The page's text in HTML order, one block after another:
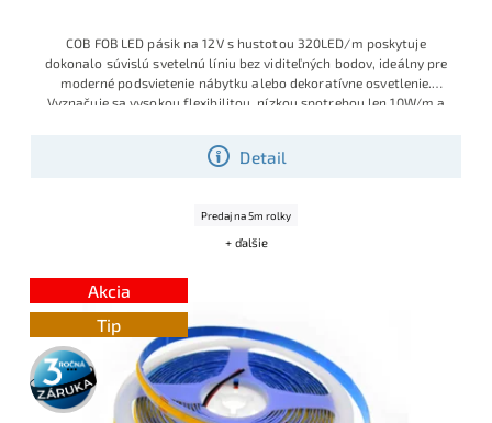
Detail
COB FOB LED pásik na 12V s hustotou 320LED/m poskytuje
dokonalo súvislú svetelnú líniu bez viditeľných bodov, ideálny pre
moderné podsvietenie nábytku alebo dekoratívne osvetlenie.
Vyznačuje sa vysokou flexibilitou, nízkou spotrebou len 10W/m a
inštalácia vďaka samolepiacej 3M páske a možnosť doplnenia o
prémiové príslušenstvo.
Predaj na 5m rolky
+ ďalšie
Akcia
Tip
3 roky
záruka